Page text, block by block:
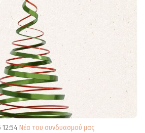
12:54 Νέα του συνδυασμού μας